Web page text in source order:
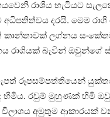
රාශිය හැටියට
අධිපතිත්වය දරයි. මෙම
කාන්තාවක්‌ ලග්නය
රාශියක්‌ බැවින් ඔවුන්ගේ
රූපසම්පත්තියෙන්
රවුම් මුහුණක්‌ හිමි
අමුතුම ආකාරයක්‌